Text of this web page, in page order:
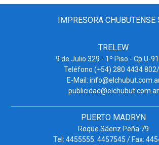
IMPRESORA CHUBUTENSE
TRELEW
9 de Julio 329 - 1º Piso - Cp U-
Teléfono (+54) 280 4434
E-Mail:
publicidad@elchubut.com.ar
PUERTO MADRYN
Roque Sáenz Peña 79
Tel: 4455555. 4457545 / Fax: